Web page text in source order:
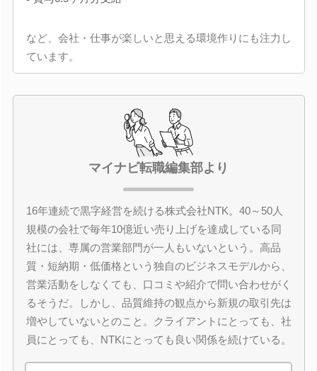
など、会社・仕事が楽しいと思える環境作りにも注力し
ています。
マイナビ転職編集部より
16年連続で黒字経営を続ける株式会社NTK。40～50人
規模の会社で毎年10億近い売り上げを達成している同
社には、専属の営業部門が一人もいないという。高品
質・短納期・低価格という独自のビジネスモデルから、
営業活動をしなくても、口コミや紹介で問い合わせがく
るそうだ。しかし、品質維持の観点から新規の取引先は
増やしていないとのこと。クライアントにとっても、社
員にとっても、NTKにとっても良い関係を続けている。